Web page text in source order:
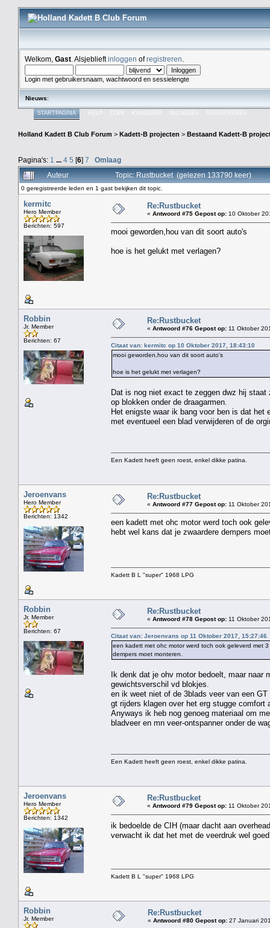
Welkom, Gast . Alsjeblieftinloggen ofregistreren
Login met gebruikersnaam, wachtwoord en sessielengte
Nieuws:
STARTPAGINA ZOEK
Holland Kadett B Club Forum > Kadett-B projecten > Bestaand Kadett-B
Pagina's: 1 ... 4 5 [6] 7
Omlaag
Auteur
Topic: Rustbucket (gelezen 133790 keer)
0 geregistreerde leden en 1 gast bekijken dit topic.
kermitc
Hero Member
Berichten: 597
Re:Rustbucket
« Antwoord #75 Gepost op: 10 Oktober
mooi geworden,hou van dit soort auto's
hoe is het gelukt met verlagen?
Robbin
Jr. Member
Berichten: 67
Re:Rustbucket
« Antwoord #76 Gepost op: 11 Oktober
Citaat van: kermitc op 10 Oktober 2017, 18:43:10
mooi geworden,hou van dit soort auto's
hoe is het gelukt met verlagen?
Dat is nog niet exact te zeggen dwz hij
op blokken onder de draagarmen.
Het enigste waar ik bang voor ben is dat
met eventueel een blad verwijderen of de
Een Kadett heeft geen roest, enkel dikke patina.
Jeroenvans
Hero Member
Berichten: 1342
Re:Rustbucket
« Antwoord #77 Gepost op: 11 Oktober
een kadett met ohc motor werd toch ook
hebt wel kans dat je zwaardere dempers
Kadett B L "super" 1968 LPG
Robbin
Jr. Member
Berichten: 67
Re:Rustbucket
« Antwoord #78 Gepost op: 11 Oktober
Citaat van: Jeroenvans op 11 Oktober 2017, 15:27:46
een kadett met ohc motor werd toch ook geleverd met
dempers moet monteren.
Ik denk dat je ohv motor bedoelt, maar naar
gewichtsverschil vd blokjes.
en ik weet niet of de 3blads veer van een
gt rijders klagen over het erg stugge comfort
Anyways ik heb nog genoeg materiaal om
bladveer en mn veer-ontspanner onder de
Een Kadett heeft geen roest, enkel dikke patina.
Jeroenvans
Hero Member
Berichten: 1342
Re:Rustbucket
« Antwoord #79 Gepost op: 11 Oktober
ik bedoelde de CIH (maar dacht aan
verwacht ik dat het met de veerdruk wel
Kadett B L "super" 1968 LPG
Robbin
Jr. Member
Re:Rustbucket
« Antwoord #80 Gepost op: 27 Januari